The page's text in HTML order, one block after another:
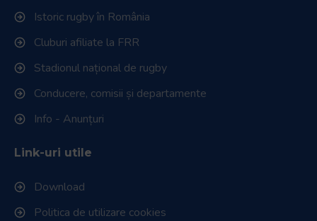
Istoric rugby în România
Cluburi afiliate la FRR
Stadionul național de rugby
Conducere, comisii și departamente
Info - Anunțuri
Link-uri utile
Download
Politica de utilizare cookies